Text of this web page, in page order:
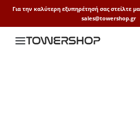
Για την καλύτερη εξυπηρέτησή σας στείλτε
sales@towershop.gr